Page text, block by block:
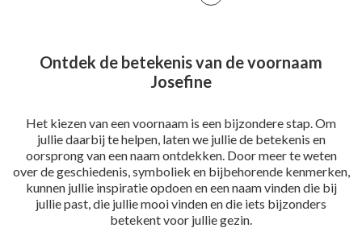
Ontdek de betekenis van de voornaam
Josefine
Het kiezen van een voornaam is een bijzondere stap. Om
jullie daarbij te helpen, laten we jullie de betekenis en
oorsprong van een naam ontdekken. Door meer te weten
over de geschiedenis, symboliek en bijbehorende kenmerken,
kunnen jullie inspiratie opdoen en een naam vinden die bij
jullie past, die jullie mooi vinden en die iets bijzonders
betekent voor jullie gezin.